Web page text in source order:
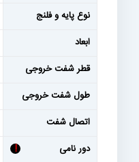
نوع پایه و فلنج
ابعاد
قطر شفت خروجی
طول شفت خروجی
اتصال شفت
دور نامی
!